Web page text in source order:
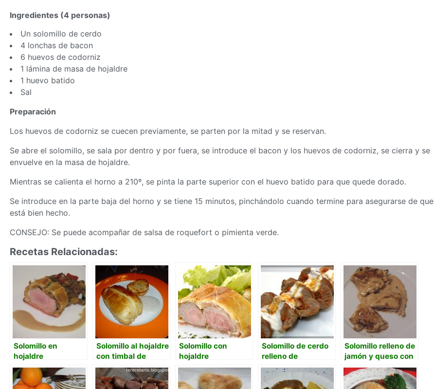
Ingredientes (4 personas)
Un solomillo de cerdo
4 lonchas de bacon
6 huevos de codorniz
1 lámina de masa de hojaldre
1 huevo batido
Sal
Preparación
Los huevos de codorniz se cuecen previamente, se parten por la mitad y se reservan.
Se abre el solomillo, se sala por dentro y por fuera, se introduce el bacon y los huevos de codorniz, se cierra y se
envuelve en la masa de hojaldre.
Mientras se calienta el horno a 210º, se pinta la parte superior con el huevo batido para que quede dorado.
Se introduce en la parte baja del horno y se tiene 15 minutos, pinchándolo cuando termine para asegurarse de que
está bien hecho.
CONSEJO: Se puede acompañar de salsa de roquefort o pimienta verde.
Recetas Relacionadas:
Solomillo en
hojaldre
Solomillo al hojaldre
con timbal de
patata y beicon
Solomillo con
hojaldre
Solomillo de cerdo
relleno de
sobrasada con
salsa de queso
Solomillo relleno de
jamón y queso con
salsa de bacón